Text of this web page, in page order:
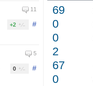
11
#
+2
5
#
0
69
0
0
2
67
0